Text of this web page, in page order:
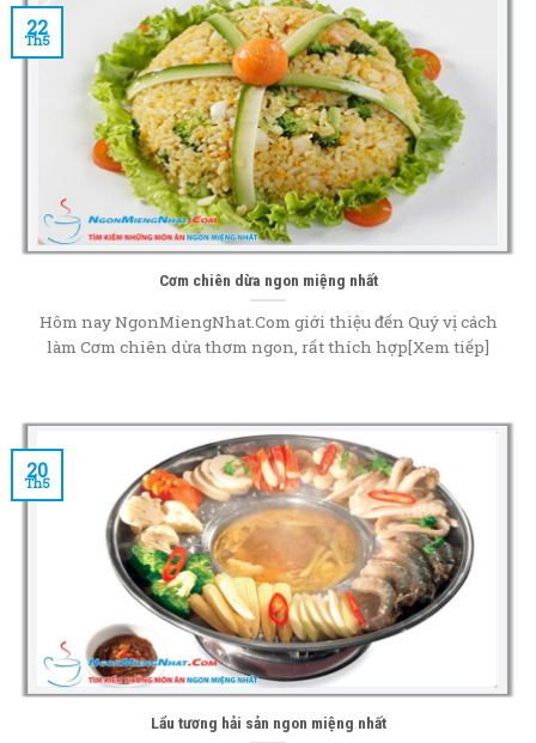
Cơm chiên dừa ngon miệng nhất
Hôm nay NgonMiengNhat.Com giới thiệu đến Quý vị cách
làm Cơm chiên dừa thơm ngon, rất thích hợp[Xem tiếp]
22
Th5
Lẩu tương hải sản ngon miệng nhất
20
Th5